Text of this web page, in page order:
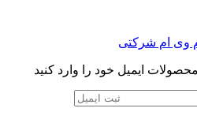
وی ام شرکتی
ایمیل خود را وارد کنید